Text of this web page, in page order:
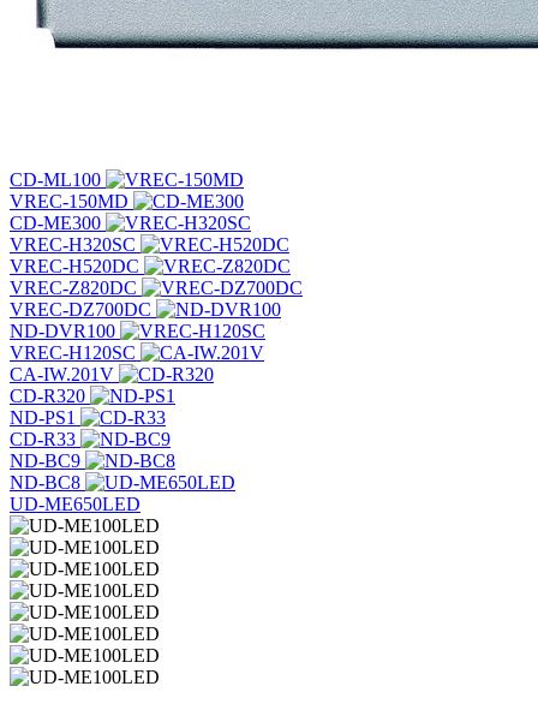
CD-ML100
VREC-150MD
CD-ME300
VREC-H320SC
VREC-H520DC
VREC-Z820DC
VREC-DZ700DC
ND-DVR100
VREC-H120SC
CA-IW.201V
CD-R320
ND-PS1
CD-R33
ND-BC9
ND-BC8
UD-ME650LED